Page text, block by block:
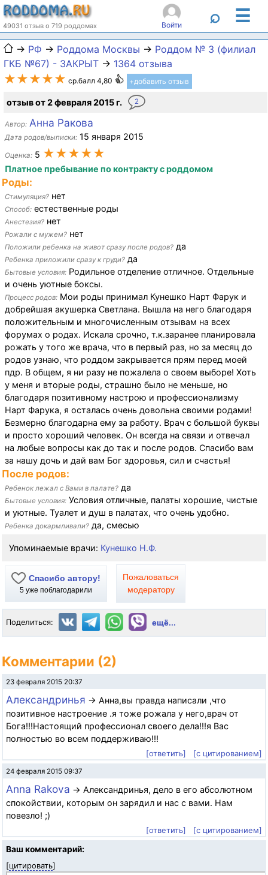
49031 отзыв о 719 роддомах Войти ⌕ ☰
→ РФ → Роддома Москвы → Роддом № 3 (филиал
ГКБ №67) - ЗАКРЫТ → 1364 отзыва
★★★★★ ср.балл 4,80 +добавить отзыв
отзыв от 2 февраля 2015 г. 2
Автор: Анна Ракова
Дата родов/выписки: 15 января 2015
Оценка: 5 ★★★★★
Платное пребывание по контракту с роддомом
Роды:
Стимуляция? нет
Способ: естественные роды
Анестезия? нет
Рожали с мужем? нет
Положили ребенка на живот сразу после родов? да
Ребенка приложили сразу к груди? да
Бытовые условия: Родильное отделение отличное. Отдельные
и очень уютные боксы.
Процесс родов: Мои роды принимал Кунешко Нарт Фарук и
добрейшая акушерка Светлана. Вышла на него благодаря
положительным и многочисленным отзывам на всех
форумах о родах. Искала срочно, т.к.заранее планировала
рожать у того же врача, что в первый раз, но за месяц до
родов узнаю, что роддом закрывается прям перед моей
пдр. В общем, я ни разу не пожалела о своем выборе! Хоть
у меня и вторые роды, страшно было не меньше, но
благодаря позитивному настрою и профессионализму
Нарт Фарука, я осталась очень довольна своими родами!
Безмерно благодарна ему за работу. Врач с большой буквы
и просто хороший человек. Он всегда на связи и отвечал
на любые вопросы как до так и после родов. Спасибо вам
за нашу дочь и дай вам Бог здоровья, сил и счастья!
После родов:
Ребенок лежал с Вами в палате? да
Бытовые условия: Условия отличные, палаты хорошие, чистые
и уютные. Туалет и душ в палатах, что очень удобно.
Ребенка докармливали? да, смесью
Упоминаемые врачи: Кунешко Н.Ф.
Спасибо автору!
5 уже поблагодарили
Пожаловаться
модератору
Поделиться: ещё...
Комментарии (2)
23 февраля 2015 20:37
Александринья → Анна,вы правда написали ,что
позитивное настроение .я тоже рожала у него,врач от
Бога!!!Настоящий профессионал своего дела!!!я Вас
полностью во всем поддерживаю!!!
[ответить] [с цитированием]
24 февраля 2015 09:37
Anna Rakova → Александринья, дело в его абсолютном
спокойствии, которым он зарядил и нас с вами. Нам
повезло! ;)
[ответить]
[с цитированием]
Ваш комментарий:
[цитировать]